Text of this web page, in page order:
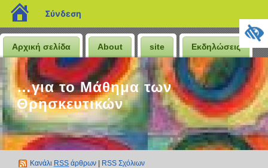
blogs.sch.gr
Σύνδεση
Αρχική σελίδα About site Εκδηλώσεις
…για το Μάθημα των
Θρησκευτικών
Κανάλι RSS άρθρων RSS Σχόλιων